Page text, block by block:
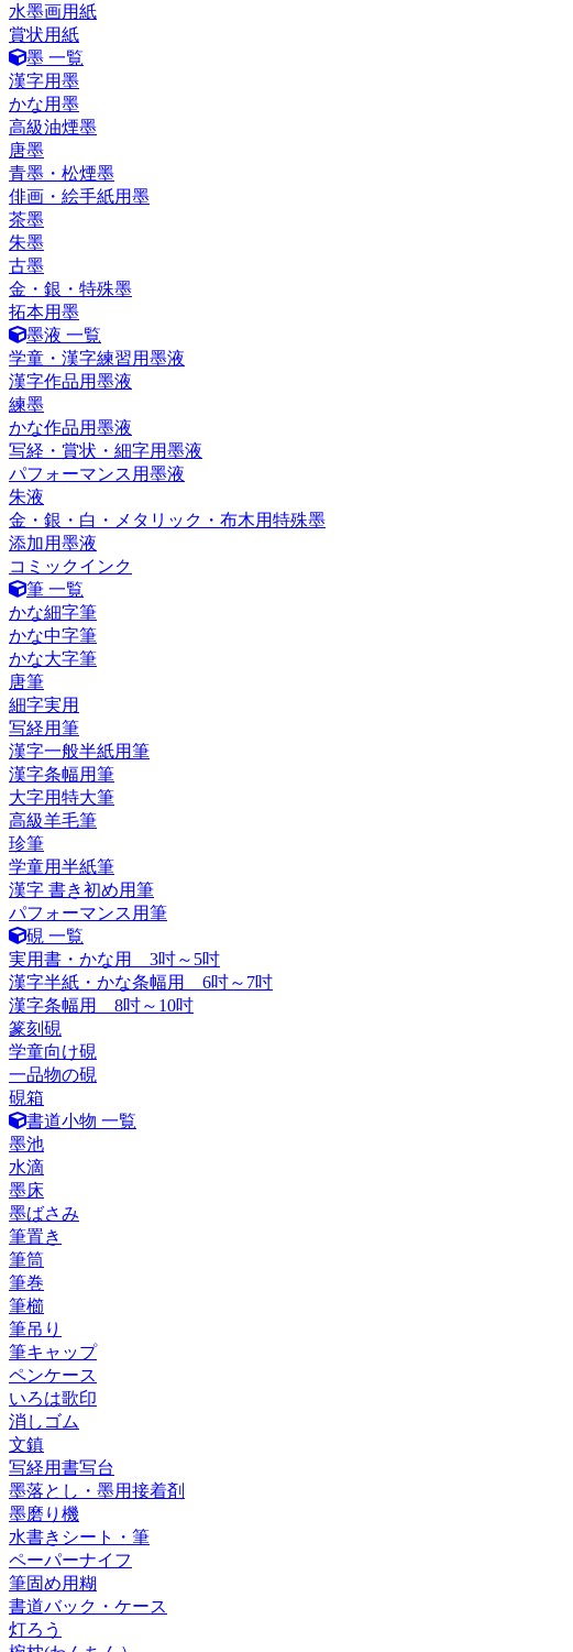
水墨画用紙
賞状用紙
墨 一覧
漢字用墨
かな用墨
高級油煙墨
唐墨
青墨・松煙墨
俳画・絵手紙用墨
茶墨
朱墨
古墨
金・銀・特殊墨
拓本用墨
墨液 一覧
学童・漢字練習用墨液
漢字作品用墨液
練墨
かな作品用墨液
写経・賞状・細字用墨液
パフォーマンス用墨液
朱液
金・銀・白・メタリック・布木用特殊墨
添加用墨液
コミックインク
筆 一覧
かな細字筆
かな中字筆
かな大字筆
唐筆
細字実用
写経用筆
漢字一般半紙用筆
漢字条幅用筆
大字用特大筆
高級羊毛筆
珍筆
学童用半紙筆
漢字 書き初め用筆
パフォーマンス用筆
硯 一覧
実用書・かな用 3吋～5吋
漢字半紙・かな条幅用 6吋～7吋
漢字条幅用 8吋～10吋
篆刻硯
学童向け硯
一品物の硯
硯箱
書道小物 一覧
墨池
水滴
墨床
墨ばさみ
筆置き
筆筒
筆巻
筆櫛
筆吊り
筆キャップ
ペンケース
いろは歌印
消しゴム
文鎮
写経用書写台
墨落とし・墨用接着剤
墨磨り機
水書きシート・筆
ペーパーナイフ
筆固め用糊
書道バック・ケース
灯ろう